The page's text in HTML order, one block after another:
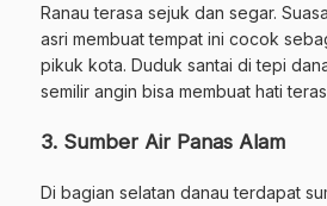
Ranau terasa sejuk dan segar.
asri membuat tempat ini cocok
pikuk kota. Duduk santai di tepi
semilir angin bisa membuat hati
3. Sumber Air Panas Alam
Di bagian selatan danau terdapat